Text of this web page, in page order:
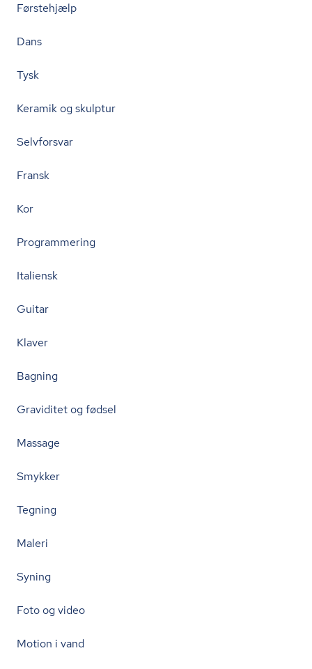
Førstehjælp
Dans
Tysk
Keramik og skulptur
Selvforsvar
Fransk
Kor
Programmering
Italiensk
Guitar
Klaver
Bagning
Graviditet og fødsel
Massage
Smykker
Tegning
Maleri
Syning
Foto og video
Motion i vand